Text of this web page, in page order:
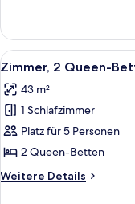
1 King-
Bett
(Caribe)
Alle
Fotos
für
Zimmer,
2 Queen-
Betten
(Caribe)
anzeigen
6
Zimmer, 2 Queen-
43 m²
1 Schlafzimmer
Platz für 5 Personen
2 Queen-Betten
Weitere Details
Weitere